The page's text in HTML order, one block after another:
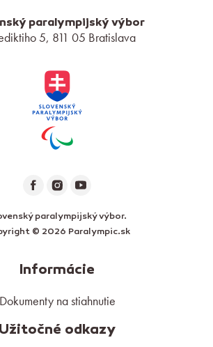
paralympijský výbor
5, 811 05 Bratislava
paralympijský výbor.
© 2026 Paralympic.sk
Informácie
Dokumenty na stiahnutie
Užitočné odkazy